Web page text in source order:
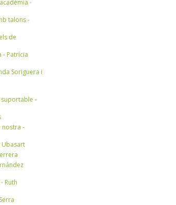
-
talons -
de
- Patrícia
Soriguera i
suportable -
nostra -
Ubasart
Ruth